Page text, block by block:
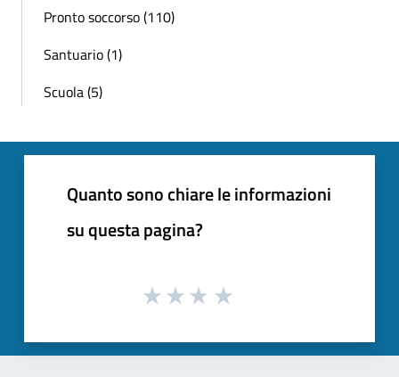
Pronto soccorso (110)
Santuario (1)
Scuola (5)
Quanto sono chiare le informazioni
su questa pagina?